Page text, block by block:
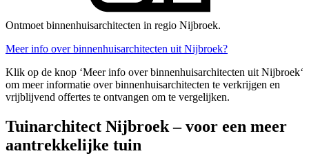
Ontmoet binnenhuisarchitecten in regio Nijbroek.
Meer info over binnenhuisarchitecten uit Nijbroek?
Klik op de knop ‘Meer info over binnenhuisarchitecten uit Nijbroek‘
om meer informatie over binnenhuisarchitecten te verkrijgen en
vrijblijvend offertes te ontvangen om te vergelijken.
Tuinarchitect Nijbroek – voor een meer
aantrekkelijke tuin